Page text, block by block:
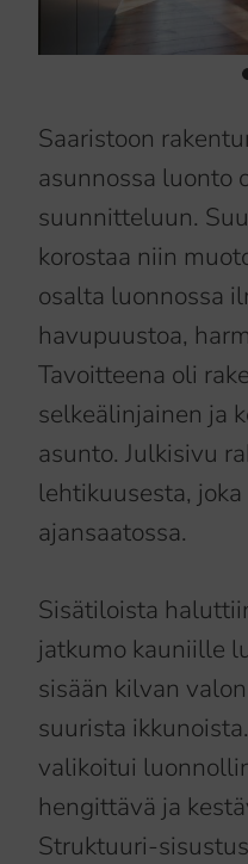
Saaristoon
asunnossa luonto
suunnitteluun.
korostaa niin
osalta luonnossa
havupuustoa,
Tavoitteena oli
selkeälinjainen ja
asunto. Julkisivu
lehtikuusesta,
ajansaatossa.
Sisätiloista
jatkumo kauniille
sisään kilvan
suurista
valikoitui
hengittävä ja
Struktuuri-